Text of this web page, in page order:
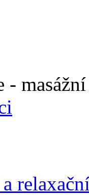
-